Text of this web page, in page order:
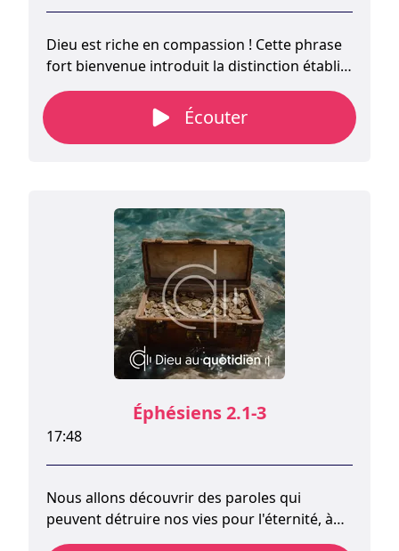
Dieu est riche en compassion ! Cette phrase
fort bienvenue introduit la distinction établie
par Paul entre la vie des incroyants, y
compris les chrétiens avant leur conversion,
et celle des croyants nés de nouveau en
Écouter
Éphésiens 2.1-3
17:48
Nous allons découvrir des paroles qui
peuvent détruire nos vies pour l'éternité, à
moins de reconnaître la puissance de Dieu.